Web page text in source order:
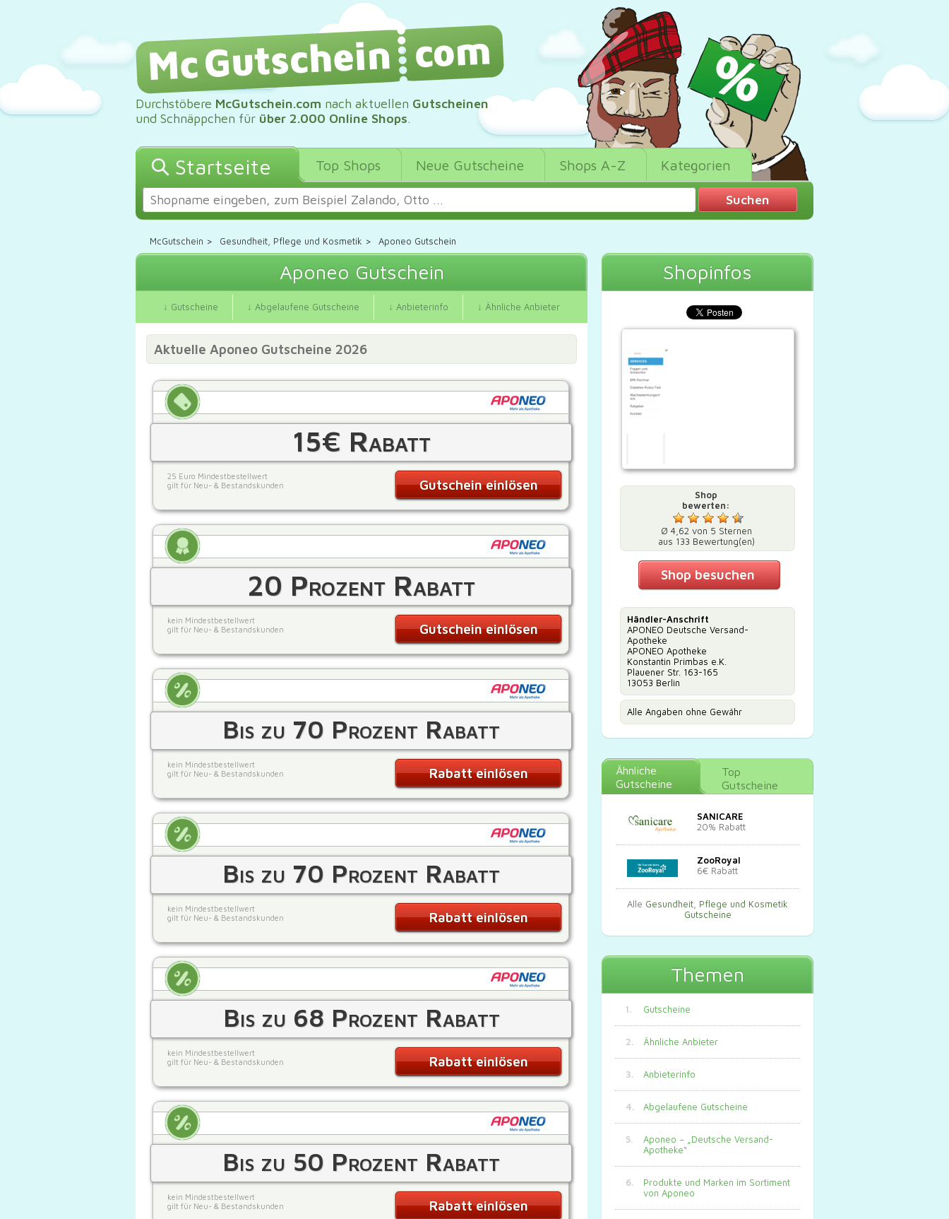
Durchstöbere McGutschein.com nach aktuellen Gutscheinen
und Schnäppchen für über 2.000 Online Shops.
Startseite Top Shops Neue Gutscheine Shops A-Z Kategorien
McGutschein > Gesundheit, Pflege und Kosmetik > Aponeo Gutschein
Aponeo Gutschein
↓ Gutscheine ↓ Abgelaufene Gutscheine ↓ Anbieterinfo ↓ Ähnliche Anbieter
Aktuelle Aponeo Gutscheine 2026
15€ Rabatt
25 Euro Mindestbestellwert
gilt für Neu- & Bestandskunden
Gutschein einlösen
20 Prozent Rabatt
kein Mindestbestellwert
gilt für Neu- & Bestandskunden
Gutschein einlösen
Bis zu 70 Prozent Rabatt
kein Mindestbestellwert
gilt für Neu- & Bestandskunden
Rabatt einlösen
Bis zu 70 Prozent Rabatt
kein Mindestbestellwert
gilt für Neu- & Bestandskunden
Rabatt einlösen
Bis zu 68 Prozent Rabatt
kein Mindestbestellwert
gilt für Neu- & Bestandskunden
Rabatt einlösen
Bis zu 50 Prozent Rabatt
kein Mindestbestellwert
gilt für Neu- & Bestandskunden
Rabatt einlösen
Shopinfos
Shop
bewerten:
Ø 4,62 von 5 Sternen
aus 133 Bewertung(en)
Shop besuchen
Händler-Anschrift
APONEO Deutsche Versand-
Apotheke
APONEO Apotheke
Konstantin Primbas e.K.
Plauener Str. 163-165
13053 Berlin
Alle Angaben ohne Gewähr
Ähnliche
Gutscheine
Top
Gutscheine
SANICARE
20% Rabatt
ZooRoyal
6€ Rabatt
Alle Gesundheit, Pflege und Kosmetik
Gutscheine
Themen
Gutscheine
Ähnliche Anbieter
Anbieterinfo
Abgelaufene Gutscheine
Aponeo – „Deutsche Versand-
Apotheke“
Produkte und Marken im Sortiment
von Aponeo